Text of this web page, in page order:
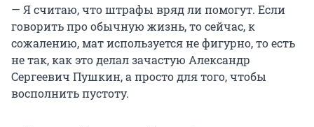
— Я считаю, что штрафы вряд ли помогут. Если
говорить про обычную жизнь, то сейчас, к
сожалению, мат используется не фигурно, то есть
не так, как это делал зачастую Александр
Сергеевич Пушкин, а просто для того, чтобы
восполнить пустоту.